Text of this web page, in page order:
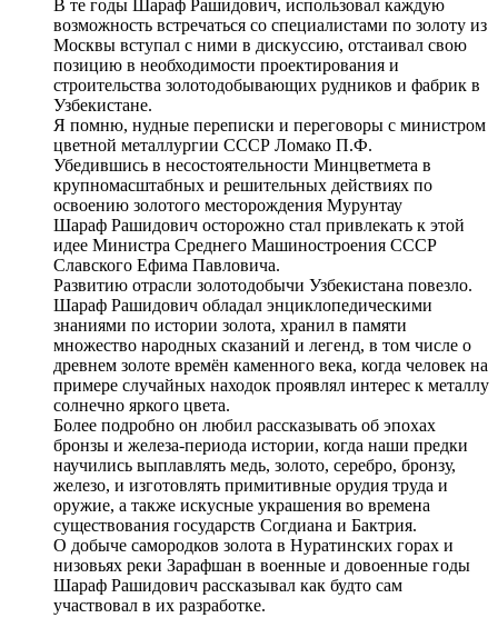
В те годы Шараф Рашидович, использовал каждую
возможность встречаться со специалистами по золоту из
Москвы вступал с ними в дискуссию, отстаивал свою
позицию в необходимости проектирования и
строительства золотодобывающих рудников и фабрик в
Узбекистане.
Я помню, нудные переписки и переговоры с министром
цветной металлургии СССР Ломако П.Ф.
Убедившись в несостоятельности Минцветмета в
крупномасштабных и решительных действиях по
освоению золотого месторождения Мурунтау
Шараф Рашидович осторожно стал привлекать к этой
идее Министра Среднего Машиностроения СССР
Славского Ефима Павловича.
Развитию отрасли золотодобычи Узбекистана повезло.
Шараф Рашидович обладал энциклопедическими
знаниями по истории золота, хранил в памяти
множество народных сказаний и легенд, в том числе о
древнем золоте времён каменного века, когда человек на
примере случайных находок проявлял интерес к металлу
солнечно яркого цвета.
Более подробно он любил рассказывать об эпохах
бронзы и железа-периода истории, когда наши предки
научились выплавлять медь, золото, серебро, бронзу,
железо, и изготовлять примитивные орудия труда и
оружие, а также искусные украшения во времена
существования государств Согдиана и Бактрия.
О добыче самородков золота в Нуратинских горах и
низовьях реки Зарафшан в военные и довоенные годы
Шараф Рашидович рассказывал как будто сам
участвовал в их разработке.